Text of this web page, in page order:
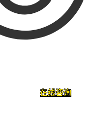
在线咨询